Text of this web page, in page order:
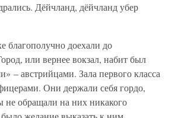
Дёйчланд, дёйчланд убер
благополучно доехали до
или вернее вокзал, набит был
– австрийцами. Зала первого класса
Они держали себя гордо,
обращали на них никакого